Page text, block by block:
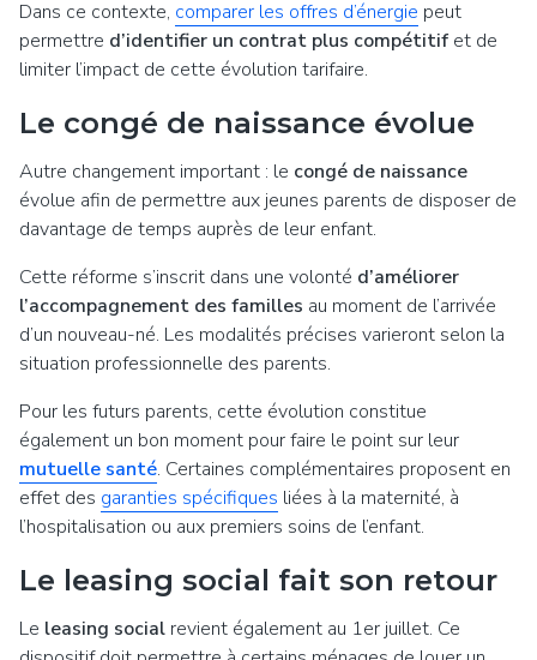
Dans ce contexte, comparer les offres d’énergie peut
permettre d’identifier un contrat plus compétitifet de
limiter l’impact de cette évolution tarifaire.
Le congé de naissance évolue
Autre changement important : le congé de naissance
évolue afin de permettre aux jeunes parents de disposer de
davantage de temps auprès de leur enfant.
Cette réforme s’inscrit dans une volonté d’améliorer
l’accompagnement des familles au moment de l’arrivée
d’un nouveau-né. Les modalités précises varieront selon la
situation professionnelle des parents.
Pour les futurs parents, cette évolution constitue
également un bon moment pour faire le point sur leur
mutuelle santé. Certaines complémentaires proposent en
effet des garanties spécifiques liées à la maternité, à
l’hospitalisation ou aux premiers soins de l’enfant.
Le leasing social fait son retour
Le leasing social revient également au 1er juillet. Ce